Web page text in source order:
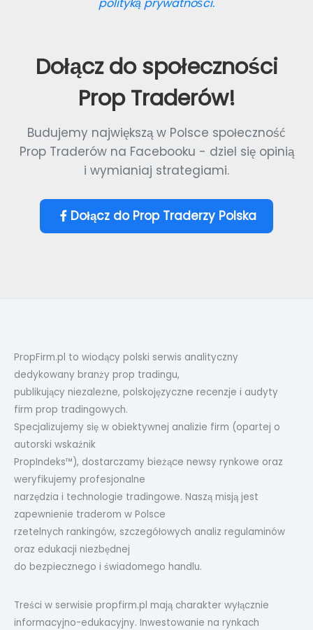
polityką prywatności.
Dołącz do społeczności
Prop Traderów!
Budujemy największą w Polsce społeczność
Prop Traderów na Facebooku - dziel się opinią
i wymianiaj strategiami.
Dołącz do Prop Traderzy Polska
PropFirm.pl to wiodący polski serwis analityczny
dedykowany branży prop tradingu,
publikujący niezależne, polskojęzyczne recenzje i audyty
firm prop tradingowych.
Specjalizujemy się w obiektywnej analizie firm (opartej o
autorski wskaźnik
PropIndeks™), dostarczamy bieżące newsy rynkowe oraz
weryfikujemy profesjonalne
narzędzia i technologie tradingowe. Naszą misją jest
zapewnienie traderom w Polsce
rzetelnych rankingów, szczegółowych analiz regulaminów
oraz edukacji niezbędnej
do bezpiecznego i świadomego handlu.
Treści w serwisie propfirm.pl mają charakter wyłącznie
informacyjno-edukacyjny. Inwestowanie na rynkach